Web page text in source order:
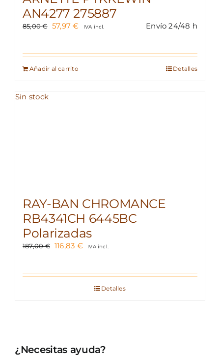
AN4277 275887
85,00€ El
era:
85,00 €.
57,97€El
es:
IVA incl. Envío 24/48 h
Añadir al carrito Detalles
Sin stock
RAY-BAN CHROMANCE
RB4341CH 6445BC
Polarizadas
187,00€ El
era:
116,83 €El
es:
116,83 €.
IVA incl.
Detalles
¿Necesitas ayuda?